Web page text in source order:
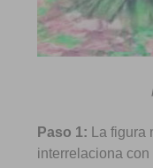
Paso 1: La figura
interrelaciona